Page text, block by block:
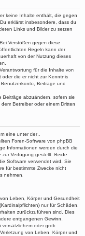
keine Inhalte enthält, die gegen
erklärst insbesondere, dass du
Links und Bilder zu setzen
Verstößen gegen diese
Regeln kann der
von der Nutzung dieses
für die Inhalte von
oder die er nicht zur Kenntnis
Beiträge und
Beiträge abzuändern, sofern sie
Betreiber oder einem Dritten
eine unter der „
Foren-Software von phpBB
Informationen werden durch die
zur Verfügung gestellt. Beide
Software verwendet wird. Sie
für bestimmte Zwecke nicht
nehmen.
Leben, Körper und Gesundheit
nur für Schäden,
zurückzuführen sind. Dies
entgangenen Gewinn.
oder grob
von Leben, Körper und